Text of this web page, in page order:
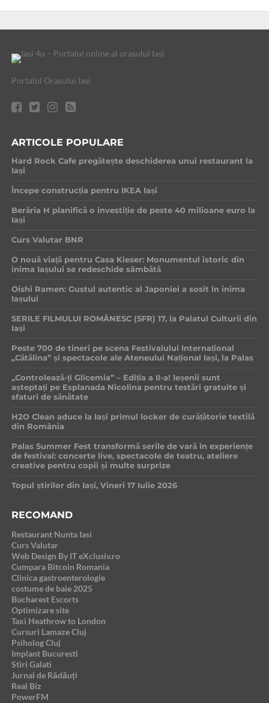
Portalul Orasului Iasi
ARTICOLE POPULARE
Hard Rock Cafe pregătește deschiderea unui restaurant la
Iași
Începe construcția pentru IKEA Iași
Berăria H planifică o investiție de peste 40 milioane euro la
Iași
Curs Valutar BNR
O nouă viață pentru Casa Kieser: Monumentul istoric din
inima Iașului se redeschide sâmbătă
Oishi Ramen: Gustul autentic al Japoniei a sosit în inima
Iașului
SERILE FILMULUI ROMÂNESC (SFR) 17, la Palatul Culturii din
Iași
Peste 700 de tineri pe scena Festivalului Internațional
„Cătălina” și spectacole ale Ateneului Național Iași, la Palas
„Controlează-ți Glicemia” – Ediția a II-a! Ieșenii sunt
așteptați pe Esplanada Nicolina pentru testări gratuite și
sfaturi de sănătate
H2O Clean aduce la Iași primul locker de curățătorie textilă
din România
Palas Summer Fest transformă serile de vară în experiențe
de festival: concerte live, spectacole de teatru, ateliere
creative pentru copii și multe surprize
Topul știrilor din Iași, Vineri 17 Iulie 2026
RECOMAND
Restaurant Nunta Iasi
Curs Valutar
Web Design By IT eXclusiv.ro
Cumpara Bitcoin Romania
Clinica gastroenterologie
costume de baie 2025
Bucharest Escorts
Optimizare site
Taxi Heathrow to London
Cursuri Lamaze Cluj
Psiholog Cluj
Implant Bucuresti
Stiri Galati
Jurnal de Rădăuți
Real Biz
PowerFM